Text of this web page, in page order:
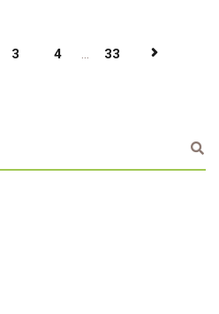
3 4 ... 33